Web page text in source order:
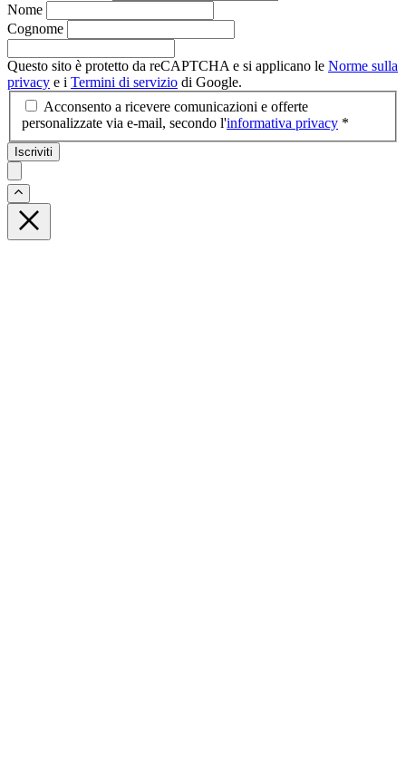
Nome
Cognome
Questo sito è protetto da reCAPTCHA e si applicano le Norme sulla
privacy e i Termini di servizio di Google.
Acconsento a ricevere comunicazioni e offerte
personalizzate via e-mail, secondo l'informativa privacy *
Iscriviti